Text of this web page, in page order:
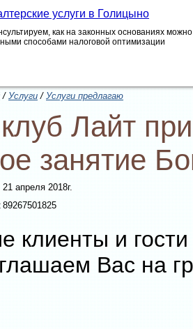
услуги в Голицыно
как на законных основаниях
способами налоговой оптимизации
/Услуги /Услуги предлагаю
Лайт
занятие
21 апреля 2018г.
89267501825
клиенты и
Вас на